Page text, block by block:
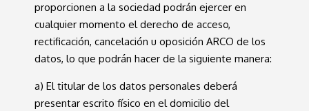
proporcionen a la sociedad podrán ejercer en
cualquier momento el derecho de acceso,
rectificación, cancelación u oposición ARCO de los
datos, lo que podrán hacer de la siguiente manera:
a) El titular de los datos personales deberá
presentar escrito físico en el domicilio del